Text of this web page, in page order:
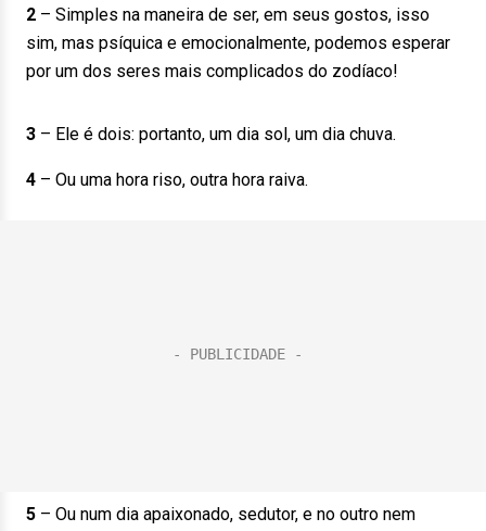
2 – Simples na maneira de ser, em seus gostos, isso
sim, mas psíquica e emocionalmente, podemos esperar
por um dos seres mais complicados do zodíaco!
3 – Ele é dois: portanto, um dia sol, um dia chuva.
4 – Ou uma hora riso, outra hora raiva.
5 – Ou num dia apaixonado, sedutor, e no outro nem